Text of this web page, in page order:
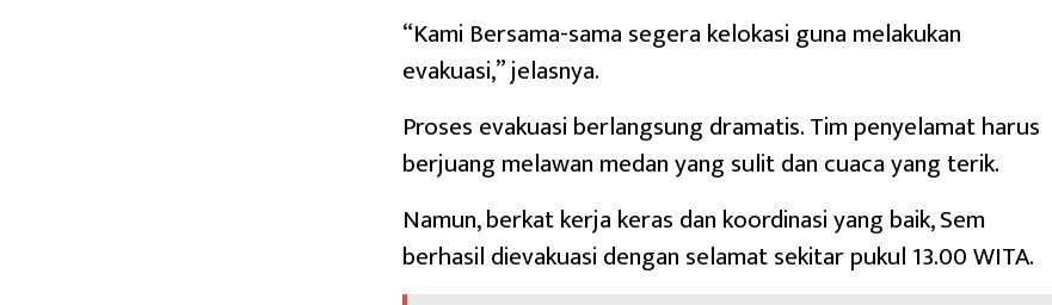
“Kami Bersama-sama segera kelokasi guna melakukan
evakuasi,” jelasnya.
Proses evakuasi berlangsung dramatis. Tim penyelamat harus
berjuang melawan medan yang sulit dan cuaca yang terik.
Namun, berkat kerja keras dan koordinasi yang baik, Sem
berhasil dievakuasi dengan selamat sekitar pukul 13.00 WITA.